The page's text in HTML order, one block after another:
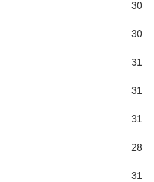
30
30
31
31
31
28
31